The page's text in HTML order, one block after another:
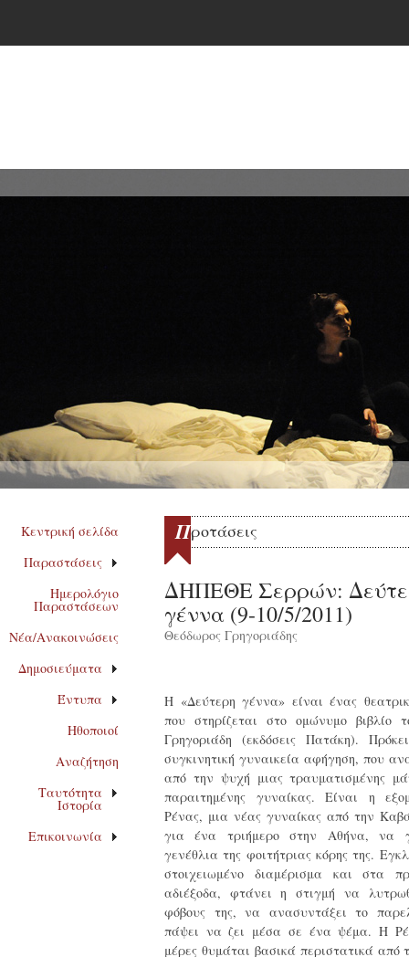
Κεντρική σελίδα
Παραστάσεις
Ημερολόγιο
Παραστάσεων
Νέα/Ανακοινώσεις
Δημοσιεύματα
Έντυπα
Ηθοποιοί
Αναζήτηση
Ταυτότητα
Ιστορία
Επικοινωνία
Προτάσεις
ΔΗΠΕΘΕ Σερρών:
γέννα (9-10/5/2011)
Θεόδωρος Γρηγοριάδης
Η «Δεύτερη γέννα» είναι ένας
που στηρίζεται στο ομώνυμο βιβλίο
Γρηγοριάδη (εκδόσεις Πατάκη).
συγκινητική γυναικεία αφήγηση, που
από την ψυχή μιας τραυματισμένης
παραιτημένης γυναίκας. Είναι η
Ρένας, μια νέας γυναίκας από την
για ένα τριήμερο στην Αθήνα, να
γενέθλια της φοιτήτριας κόρης της.
στοιχειωμένο διαμέρισμα και στα
αδιέξοδα, φτάνει η στιγμή να
φόβους της, να ανασυντάξει το
πάψει να ζει μέσα σε ένα ψέμα. Η
μέρες θυμάται βασικά περιστατικά από